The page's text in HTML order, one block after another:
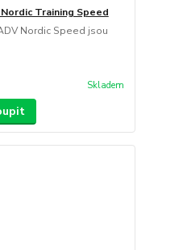
Training Speed
Nordic Speed jsou
Skladem